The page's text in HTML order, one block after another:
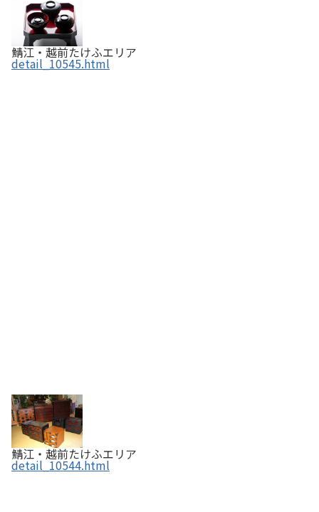
鯖江・越前たけふエリア
detail_10545.html
鯖江・越前たけふエリア
detail_10544.html